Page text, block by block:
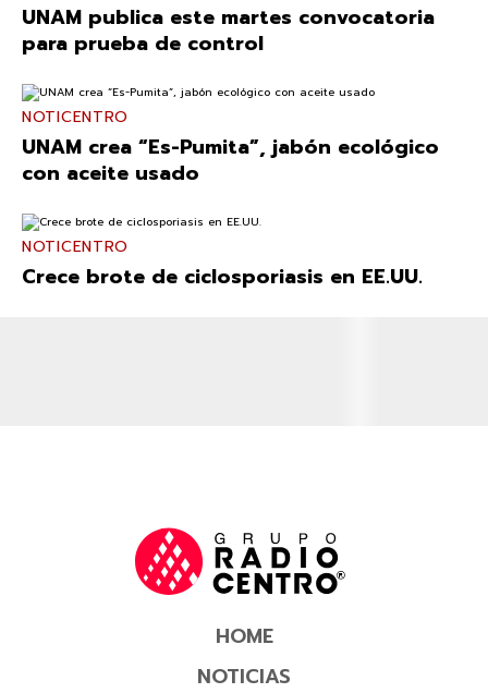
UNAM publica este martes convocatoria
para prueba de control
NOTICENTRO
UNAM crea “Es-Pumita”, jabón ecológico
con aceite usado
NOTICENTRO
Crece brote de ciclosporiasis en EE.UU.
HOME
NOTICIAS